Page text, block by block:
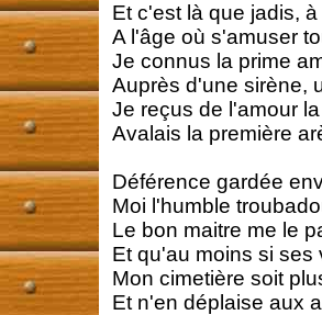
Et c'est là que jadis,
A l'âge où s'amuser
Je connus la prime
Auprès d'une sirène,
Je reçus de l'amour
Avalais la première
Déférence gardée
Moi l'humble
Le bon maitre me le
Et qu'au moins si
Mon cimetière soit
Et n'en déplaise aux